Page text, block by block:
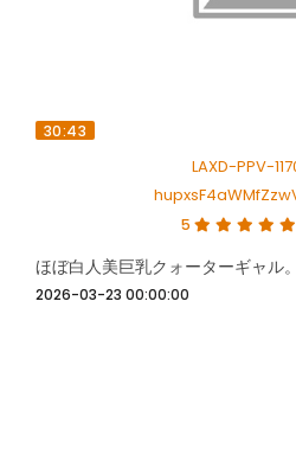
30:43
LAXD-PPV-
5
2026-03-23 00:00:00